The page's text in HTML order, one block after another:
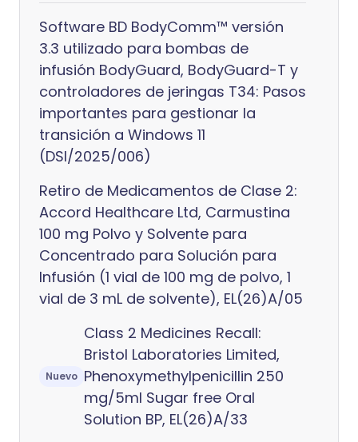
Software BD BodyComm™ versión
3.3 utilizado para bombas de
infusión BodyGuard, BodyGuard-T y
controladores de jeringas T34: Pasos
importantes para gestionar la
transición a Windows 11
(DSI/2025/006)
Retiro de Medicamentos de Clase 2:
Accord Healthcare Ltd, Carmustina
100 mg Polvo y Solvente para
Concentrado para Solución para
Infusión (1 vial de 100 mg de polvo, 1
vial de 3 mL de solvente), EL(26)A/05
Nuevo
Class 2 Medicines Recall:
Bristol Laboratories Limited,
Phenoxymethylpenicillin 250
mg/5ml Sugar free Oral
Solution BP, EL(26)A/33